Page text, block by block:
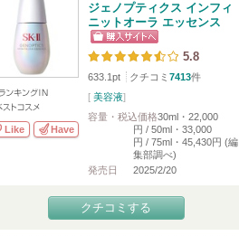
Like Have
ジェノプティクス インフィ
ニットオーラ エッセンス
5.8
633.1pt クチコミ 7413件
[ 美容液]
容量・税込価格30ml・22,000
円 / 50ml・33,000
円 / 75ml・45,430円 (編
集部調べ)
発売日
2025/2/20
クチコミする